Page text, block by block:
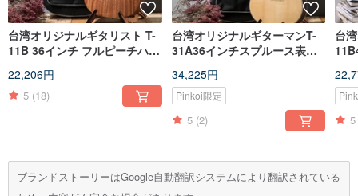
台湾オリジナルギタリスト T-
11B 36インチ フルピーチハー
ギター
22,206円
5 (18)
台湾オリジナルギターマンT-
31A36インチスプルース表面
ルギター
34,225円
Pinkoi限定
5 (2)
台
ル
5
ブランドストーリーはGoogle自動翻訳システムにより翻訳されている